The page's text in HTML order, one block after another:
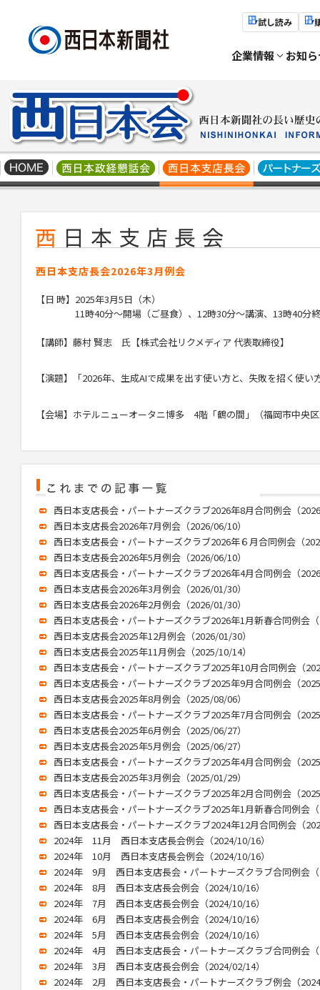
試し読み
企業情報 お知
西日本支店長会2026年3月例会
【日 時】 2025年3月5日（木）
11時40分～開場（ご昼食）、 12時30分～講演、 13時40分
【講師】藤村 賢志 氏【株式会社リクメディア 代表取締役】
【演題】「2026年、生成AIで成果を出す使い方と、失敗を招く使い
【会場】ホテルニューオータニ博多 4階「鶴の間」（福岡市中央
西日本支店長会・パートナーズクラブ2026年8月合同例会（
西日本支店長会2026年7月例会（2026/06/10）
西日本支店長会・パートナーズクラブ2026年６月合同例会（
西日本支店長会2026年5月例会（2026/06/10）
西日本支店長会・パートナーズクラブ2026年4月合同例会（
西日本支店長会2026年3月例会（2026/01/30）
西日本支店長会2026年2月例会（2026/01/30）
西日本支店長会・パートナーズクラブ2026年1月新春合同例会
西日本支店長会2025年12月例会（2026/01/30）
西日本支店長会2025年11月例会（2025/10/14）
西日本支店長会・パートナーズクラブ2025年10月合同例会（
西日本支店長会・パートナーズクラブ2025年9月合同例会（
西日本支店長会2025年8月例会（2025/08/06）
西日本支店長会・パートナーズクラブ2025年7月合同例会（
西日本支店長会2025年6月例会（2025/06/27）
西日本支店長会2025年5月例会（2025/06/27）
西日本支店長会・パートナーズクラブ2025年4月合同例会（
西日本支店長会2025年3月例会（2025/01/29）
西日本支店長会・パートナーズクラブ2025年2月合同例会（
西日本支店長会・パートナーズクラブ2025年1月新春合同例会
西日本支店長会・パートナーズクラブ2024年12月合同例会（
2024年 11月 西日本支店長会例会（2024/10/16）
2024年 10月 西日本支店長会例会（2024/10/16）
2024年 9月 西日本支店長会・パートナーズクラブ合同例会
2024年 8月 西日本支店長会例会（2024/10/16）
2024年 7月 西日本支店長会例会（2024/10/16）
2024年 6月 西日本支店長会例会（2024/10/16）
2024年 5月 西日本支店長会例会（2024/10/16）
2024年 4月 西日本支店長会・パートナーズクラブ合同例会
2024年 3月 西日本支店長会例会（2024/02/14）
2024年 2月 西日本支店長会・パートナーズクラブ例会（